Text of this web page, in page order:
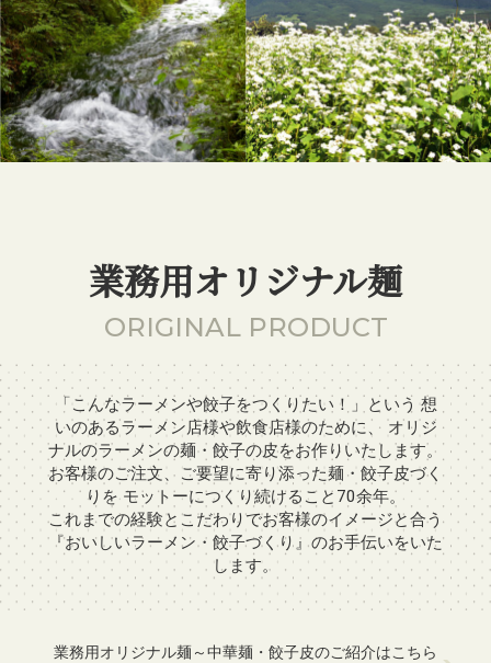
業務用オリジナル麺
ORIGINAL PRODUCT
「こんなラーメンや餃子をつくりたい！」という 想
いのあるラーメン店様や飲食店様のために、 オリジ
ナルのラーメンの麺・餃子の皮をお作りいたします。
お客様のご注文、ご要望に寄り添った麺・餃子皮づく
りをモットーにつくり続けること70余年。
これまでの経験とこだわりでお客様のイメージと合う
『おいしいラーメン・餃子づくり』のお手伝いをいた
します。
業務用オリジナル麺～中華麺・餃子皮のご紹介はこちら